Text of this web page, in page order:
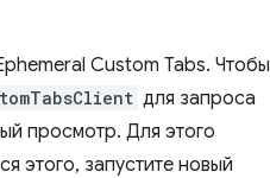
Custom Tabs. Чтобы
для запроса
просмотр. Для этого
этого, запустите новый